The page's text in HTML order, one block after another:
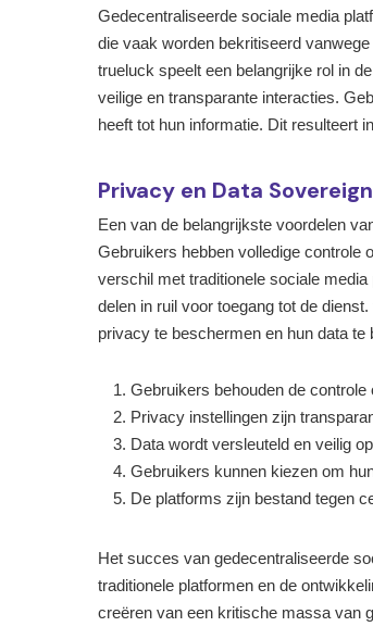
Gedecentraliseerde sociale media
die vaak worden bekritiseerd
trueluck speelt een belangrijke rol in
veilige en transparante interacties.
heeft tot hun informatie. Dit resulteert
Privacy en Data
Een van de belangrijkste voordelen
Gebruikers hebben volledige controle
verschil met traditionele sociale
delen in ruil voor toegang tot de
privacy te beschermen en hun data te
Gebruikers behouden de controle
Privacy instellingen zijn
Data wordt versleuteld en veilig
Gebruikers kunnen kiezen om
De platforms zijn bestand tegen
Het succes van gedecentraliseerde
traditionele platformen en de
creëren van een kritische massa van